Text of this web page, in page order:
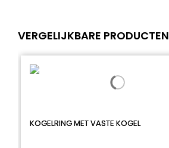
VERGELIJKBARE PRODUCTEN
KOGELRING MET VASTE KOGEL